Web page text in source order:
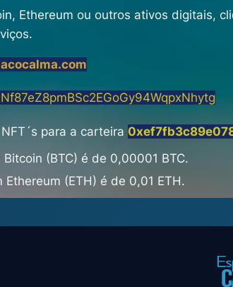
Ethereum ou outros ativos digitais,
para a carteira
(BTC) é de 0,00001 BTC.
(ETH) é de 0,01 ETH.